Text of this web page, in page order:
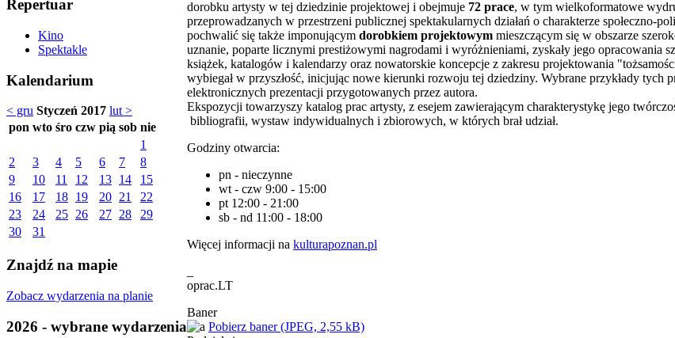
Repertuar
Kino
Spektakle
Kalendarium
< gru Styczeń 2017 lut >
pon wto śro czw pią sob nie
1
2
3 4 5 6 7
8
9
10 11 12 13 14
15
16
17 18 19 20 21
22
23
24 25 26 27 28
29
30
31
Znajdź na mapie
Zobacz wydarzenia na planie
2026 - wybrane wydarzenia
dorobku artysty w tej dziedzinie projektowej i obejmuje 72 prace, w tym wielkoformatowe
przeprowadzanych w przestrzeni publicznej spektakularnych działań o charakterze społeczno-
pochwalić się także imponującym dorobkiem projektowym mieszczącym się w obszarze
uznanie, poparte licznymi prestiżowymi nagrodami i wyróżnieniami, zyskały jego opracowania
książek, katalogów i kalendarzy oraz nowatorskie koncepcje z zakresu projektowania
wybiegał w przyszłość, inicjując nowe kierunki rozwoju tej dziedziny. Wybrane przykłady tych
elektronicznych prezentacji przygotowanych przez autora.
Ekspozycji towarzyszy katalog prac artysty, z esejem zawierającym charakterystykę jego
bibliografii, wystaw indywidualnych i zbiorowych, w których brał udział.
Godziny otwarcia:
pn - nieczynne
wt - czw 9:00 - 15:00
pt 12:00 - 21:00
sb - nd 11:00 - 18:00
Więcej informacji na kulturapoznan.pl
oprac.LT
Baner
Pobierz baner (JPEG, 2,55 kB)